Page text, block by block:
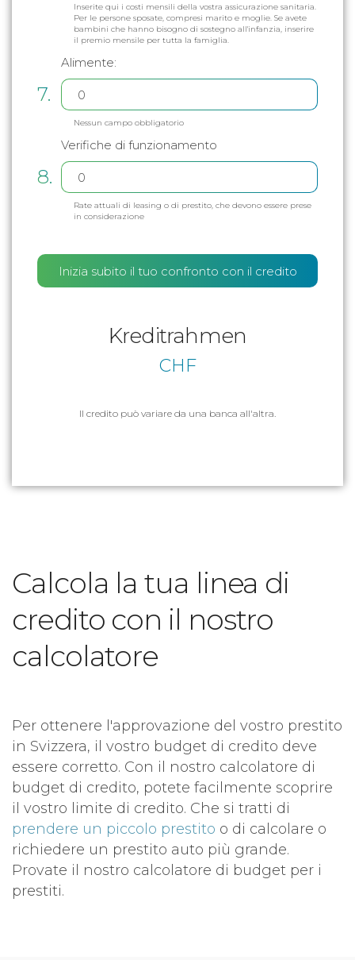
Inserite qui i costi mensili della vostra assicurazione sanitaria.
Per le persone sposate, compresi marito e moglie. Se avete
bambini che hanno bisogno di sostegno all'infanzia, inserire
il premio mensile per tutta la famiglia.
Alimente:
7.
Nessun campo obbligatorio
Verifiche di funzionamento
8.
Rate attuali di leasing o di prestito, che devono essere prese
in considerazione
Inizia subito il tuo confronto con il credito
Kreditrahmen
CHF
Il credito può variare da una banca all'altra.
Calcola la tua linea di
credito con il nostro
calcolatore
Per ottenere l'approvazione del vostro prestito
in Svizzera, il vostro budget di credito deve
essere corretto. Con il nostro calcolatore di
budget di credito, potete facilmente scoprire
il vostro limite di credito. Che si tratti di
prendere un piccolo prestito o di calcolare o
richiedere un prestito auto più grande.
Provate il nostro calcolatore di budget per i
prestiti.